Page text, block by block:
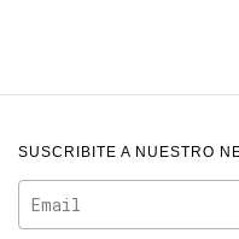
SUSCRIBITE A NUESTRO